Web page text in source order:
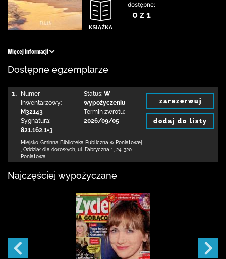
dostępne:
0 z 1
Więcej informacji
Dostępne egzemplarze
1.
Numer
inwentarzowy:
M32143
Sygnatura:
821.162.1-3
Status: W
wypożyczeniu
Termin zwrotu:
2026/09/05
Miejsko-Gminna Biblioteka Publiczna w Poniatowej
Oddział dla dorosłych, ul. Fabryczna 1
24-320
Poniatowa
zarezerwuj
dodaj do listy
Najczęściej wypożyczane